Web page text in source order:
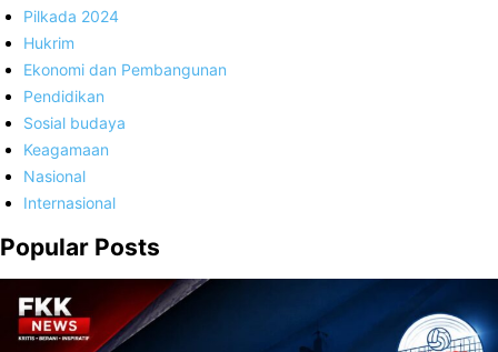
Pilkada 2024
Hukrim
Ekonomi dan Pembangunan
Pendidikan
Sosial budaya
Keagamaan
Nasional
Internasional
Popular Posts